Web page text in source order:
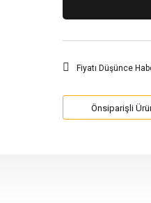
Fiyatı Düşünce
Önsiparişli